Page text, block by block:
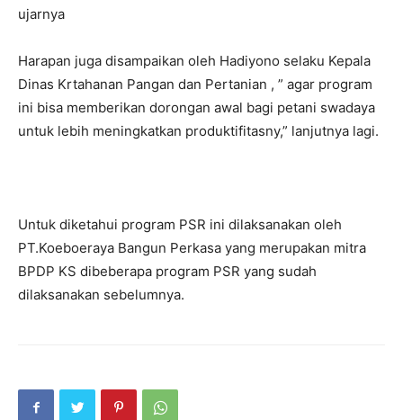
ujarnya
Harapan juga disampaikan oleh Hadiyono selaku Kepala
Dinas Krtahanan Pangan dan Pertanian , ” agar program
ini bisa memberikan dorongan awal bagi petani swadaya
untuk lebih meningkatkan produktifitasny,” lanjutnya lagi.
Untuk diketahui program PSR ini dilaksanakan oleh
PT.Koeboeraya Bangun Perkasa yang merupakan mitra
BPDP KS dibeberapa program PSR yang sudah
dilaksanakan sebelumnya.